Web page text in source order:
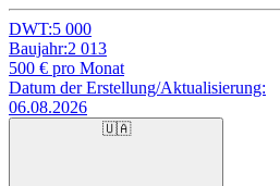
DWT:5 000
Baujahr:2 013
500 € pro Monat
Datum der Erstellung/Aktualisierung:
06.08.2026
🇺🇦